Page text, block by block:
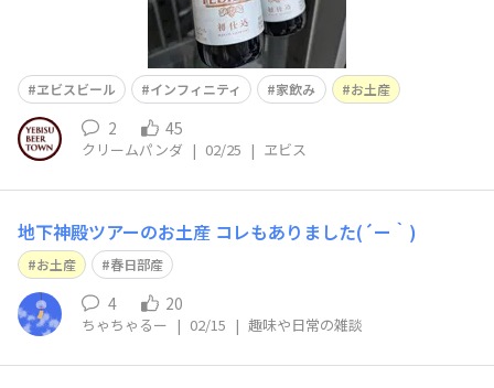
ヱビスビール インフィニティ 家飲み お土産
2 45
クリームパンダ | 02/25 | ヱビス
地下神殿ツアーのお土産 コレもありました(´ー｀)
お土産 春日部産
4 20
ちゃちゃるー | 02/15 | 趣味や日常の雑談